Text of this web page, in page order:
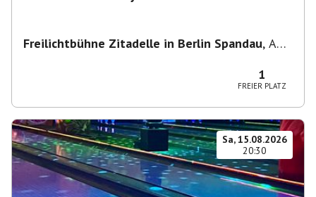
Freilichtbühne Zitadelle in Berlin Spandau, Am
1
FREIER PLATZ
Sa, 15.08.2026
20:30